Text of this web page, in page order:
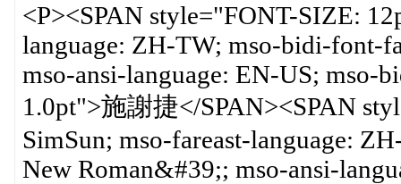
<P><SPAN style="FONT-SIZE:
language: ZH-TW; mso-bidi-font-
mso-ansi-language: EN-US; mso-
1.0pt">施謝捷</SPAN><SPAN
SimSun; mso-fareast-language:
New Roman&#39;; mso-ansi-